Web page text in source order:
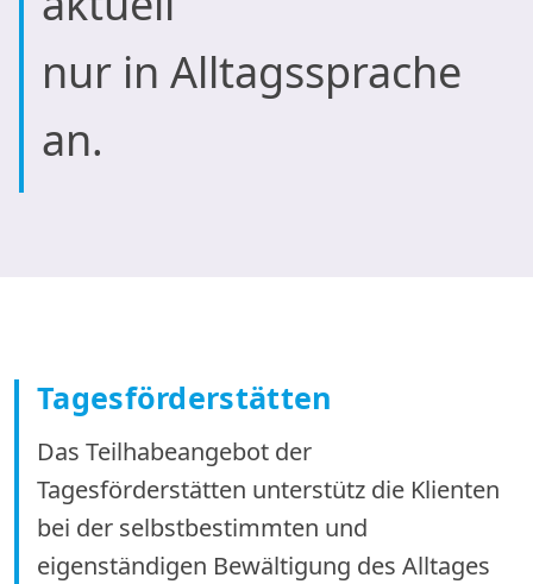
nur in Alltagssprache
an.
Tagesförderstätten
Das Teilhabeangebot der
Tagesförderstätten unterstütz die Klienten
bei der selbstbestimmten und
eigenständigen Bewältigung des Alltages